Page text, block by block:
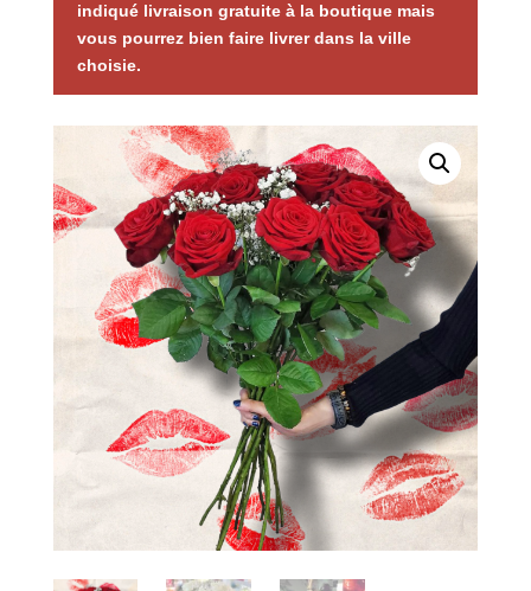
indiqué livraison gratuite à la boutique mais
vous pourrez bien faire livrer dans la ville
choisie.